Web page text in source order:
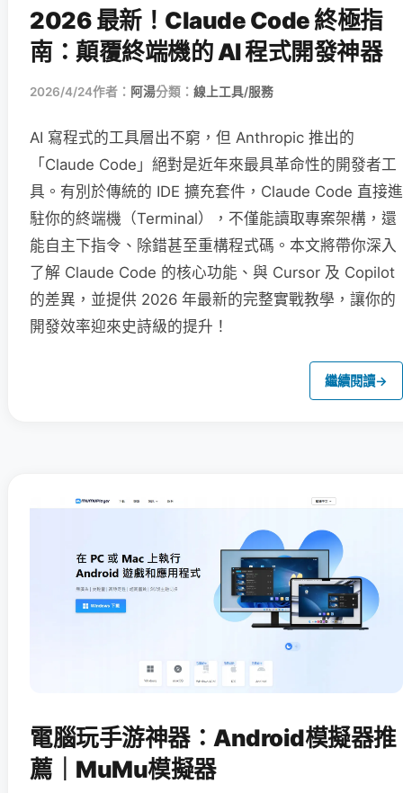
2026 最新！Claude Code 終極指
南：顛覆終端機的 AI 程式開發神器
2026/4/24作者： 阿湯分類： 線上工具/服務
AI 寫程式的工具層出不窮，但 Anthropic 推出的
「Claude Code」絕對是近年來最具革命性的開發者工
具。有別於傳統的 IDE 擴充套件，Claude Code 直接進
駐你的終端機（Terminal），不僅能讀取專案架構，還
能自主下指令、除錯甚至重構程式碼。本文將帶你深入
了解 Claude Code 的核心功能、與 Cursor 及 Copilot
的差異，並提供 2026 年最新的完整實戰教學，讓你的
開發效率迎來史詩級的提升！
繼續閱讀→
電腦玩手游神器：Android模擬器推
薦｜MuMu模擬器